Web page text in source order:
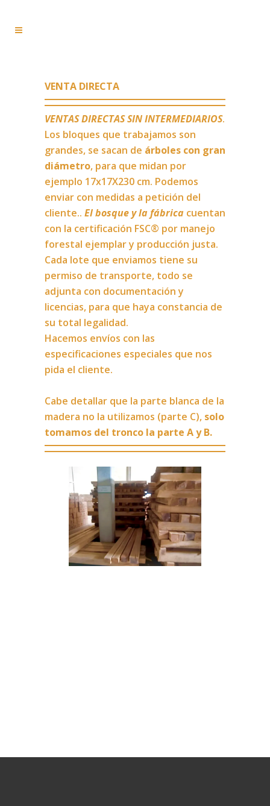
VENTA DIRECTA
VENTAS DIRECTAS SIN INTERMEDIARIOS.
Los bloques que trabajamos son
grandes, se sacan de árboles con gran
diámetro, para que midan por
ejemplo 17x17X230 cm. Podemos
enviar con medidas a petición del
cliente.. El bosque y la fábrica cuentan
con la certificación FSC® por manejo
forestal ejemplar y producción justa.
Cada lote que enviamos tiene su
permiso de transporte, todo se
adjunta con documentación y
licencias, para que haya constancia de
su total legalidad.
Hacemos envíos con las
especificaciones especiales que nos
pida el cliente.
Cabe detallar que la parte blanca de la
madera no la utilizamos (parte C), solo
tomamos del tronco la parte A y B.